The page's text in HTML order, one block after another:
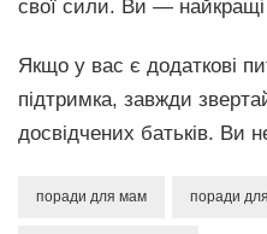
свої сили. Ви —
Якщо у вас є додаткові
підтримка, завжди
досвідчених батьків. Ви
поради для мам поради